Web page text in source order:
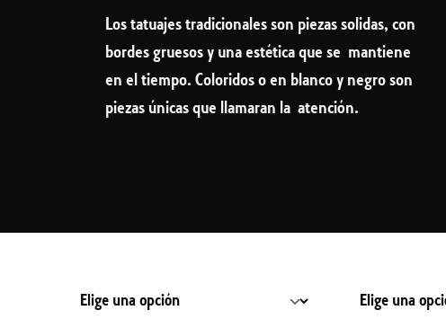
Los tatuajes tradicionales son piezas solidas, con
bordes gruesos y una estética que se mantiene
en el tiempo. Coloridos o en blanco y negro son
piezas únicas que llamaran la atención.